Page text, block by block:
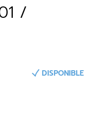
/
DISPONIBLE